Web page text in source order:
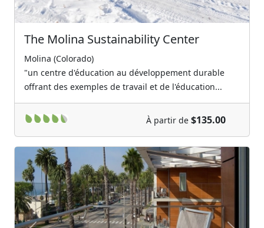
The Molina Sustainability Center
Molina (Colorado)
"un centre d'éducation au développement durable
offrant des exemples de travail et de l'éducation...
À partir de $135.00